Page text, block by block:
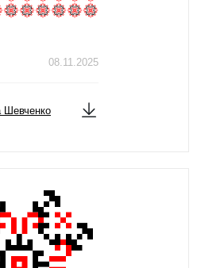
08.11.2025
Шевченко